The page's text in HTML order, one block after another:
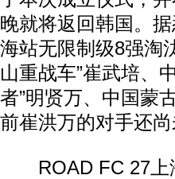
晚就将返回韩国。
海站无限制级8强淘
山重战车”崔武培、
者”明贤万、中国蒙
前崔洪万的对手还尚
ROAD FC 27上